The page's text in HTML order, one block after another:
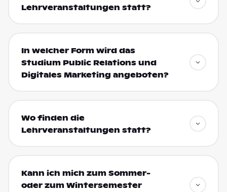
Lehrveranstaltungen statt?
In welcher Form wird das
Studium Public Relations und
Digitales Marketing angeboten?
Wo finden die
Lehrveranstaltungen statt?
Kann ich mich zum Sommer-
oder zum Wintersemester